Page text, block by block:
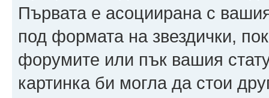
Първата е асоциирана с
под формата на звездички,
форумите или пък вашия
картинка би могла да стои